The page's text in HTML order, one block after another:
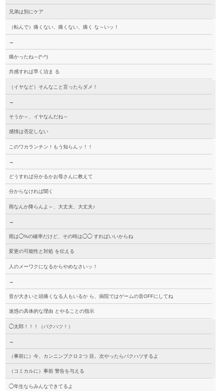
兄弟は別にケア
（転んで）痛くない、痛くない、痛く な～いッ！
→
痛かったね～(^-^)
共感すれば早く治ま る
（イヤなど）そんなこと言ったらダメ！
→
そうか～、イヤなんだね～
感情は否定しない
このワカランチン！もう知らんッ！！
→
どうすれば分かるかお母さんに教えて
分からなければ聞く
雨なんか降らんよ～、大丈夫、大丈夫♪
→
雨は◯%の確率だけど、その時は◯◯ すればいいからね
変更の可能性と対処 を伝える
人のメーワクになるからやめなさいッ！
→
音が大きいと頭痛くなる人もいるか ら、病院ではゲームの音OFFにしてね
迷惑の具体的な理由 とやることの指示
◯太郎！！！（バクハツ！）
→
（事前に）今、カンニンブクロ２つ 目。次やったらバクハツするよ
（コミカルに）事前 警告を与える
◯年生ならみんなできてるよ